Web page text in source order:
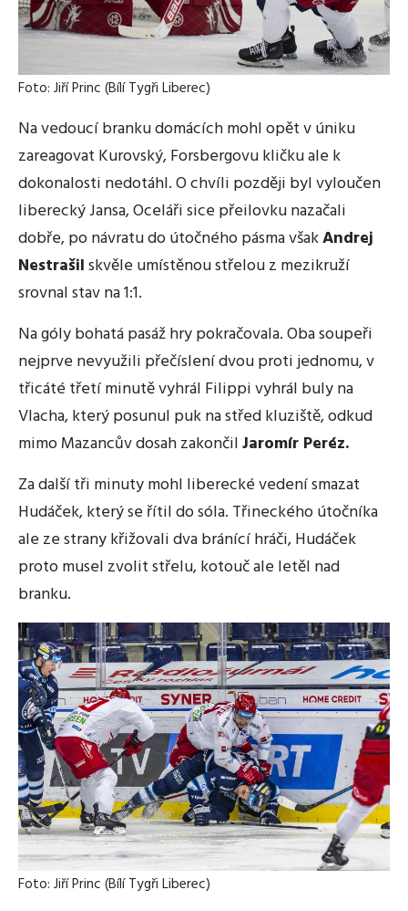
Foto: Jiří Princ (Bílí Tygři Liberec)
Na vedoucí branku domácích mohl opět v úniku
zareagovat Kurovský, Forsbergovu kličku ale k
dokonalosti nedotáhl. O chvíli později byl vyloučen
liberecký Jansa, Oceláři sice přeilovku nazačali
dobře, po návratu do útočného pásma všakAndrej
Nestrašilskvěle umístěnou střelou z mezikruží
srovnal stav na 1:1.
Na góly bohatá pasáž hry pokračovala. Oba soupeři
nejprve nevyužili přečíslení dvou proti jednomu, v
třicáté třetí minutě vyhrál Filippi vyhrál buly na
Vlacha, který posunul puk na střed kluziště, odkud
mimo Mazancův dosah zakončilJaromír Peréz.
Za další tři minuty mohl liberecké vedení smazat
Hudáček, který se řítil do sóla. Třineckého útočníka
ale ze strany křižovali dva bránící hráči, Hudáček
proto musel zvolit střelu, kotouč ale letěl nad
branku.
Foto: Jiří Princ (Bílí Tygři Liberec)